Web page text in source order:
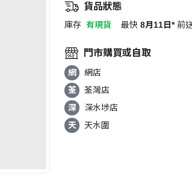
貨品狀態
庫存 有現貨 最快 8月11日* 前
門市購買或自取
網
網店
荃
荃灣店
深
深水埗店
天
天水圍